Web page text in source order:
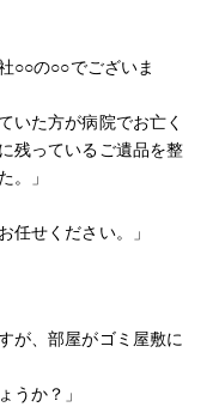
○○の○○でございま
いた方が病院でお亡く
残っているご遺品を整
。」
任せください。」
が、部屋がゴミ屋敷に
うか？」